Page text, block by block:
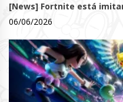
[News] Fortnite está
06/06/2026